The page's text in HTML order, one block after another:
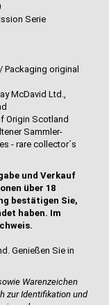
Serie
Packaging original
McDavid Ltd.,
Origin Scotland
Sammler-
- rare collector´s
und Verkauf
über 18
bestätigen Sie,
haben. Im
Genießen Sie in
Warenzeichen
zur Identifikation und